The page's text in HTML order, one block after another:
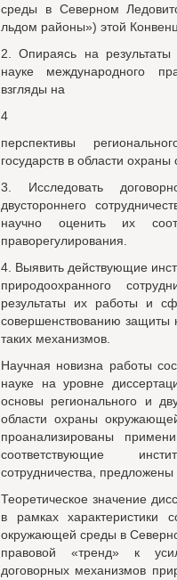
среды в Северном
льдом районы») этой
2. Опираясь на результаты
науке международного
взгляды на
4
перспективы
государств в области
3. Исследовать
двустороннего
научно оценить их
праворегулирования.
4. Выявить действующие
природоохранного
результаты их работы и
совершенствованию защиты
таких механизмов.
Научная новизна работы
науке на уровне
основы регионального и
области охраны
проанализированы
соответствующие
сотрудничества,
Теоретическое значение
в рамках характеристики
окружающей среды в
правовой «тренд» к
договорных механизмов